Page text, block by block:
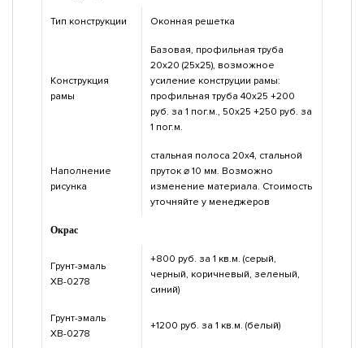
Тип конструкции Оконная решетка
Конструкция
рамы
Базовая, профильная труба
20х20 (25х25), возможное
усиление конструции рамы:
профильная труба 40х25 +200
руб. за 1 пог.м., 50х25 +250 руб. за
1 пог.м.
Наполнение
рисунка
стальная полоса 20х4, стальной
пруток ⌀ 10 мм. Возможно
изменение материала. Стоимость
уточняйте у менеджеров
Окрас
Грунт-эмаль
ХВ-0278
+800 руб. за 1 кв.м. (серый,
черный, коричневый, зеленый,
синий)
Грунт-эмаль
ХВ-0278
+1200 руб. за 1 кв.м. (белый)